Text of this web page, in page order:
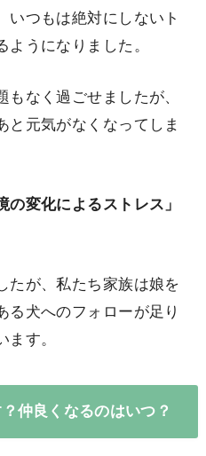
いつもは絶対にしないト
うになりました。
なく過ごせましたが、
と元気がなくなってしま
の変化によるストレス」
たが、私たち家族は娘を
る犬へのフォローが足り
す。
仲良くなるのはいつ？